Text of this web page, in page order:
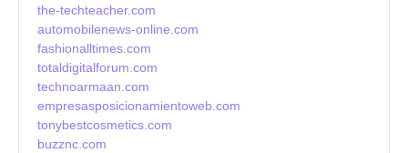
the-techteacher.com
automobilenews-online.com
fashionalltimes.com
totaldigitalforum.com
technoarmaan.com
empresasposicionamientoweb.com
tonybestcosmetics.com
buzznc.com